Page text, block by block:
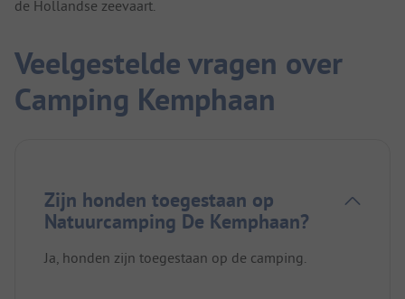
de Hollandse zeevaart.
Veelgestelde vragen over
Camping Kemphaan
Zijn honden toegestaan op
Natuurcamping De Kemphaan?
Ja, honden zijn toegestaan op de camping.